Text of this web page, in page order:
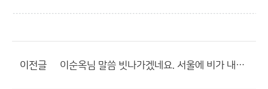
이전글 이순옥님 말씀 빗나가겠네요. 서울에 비가 내릴듯 선희님 말대로